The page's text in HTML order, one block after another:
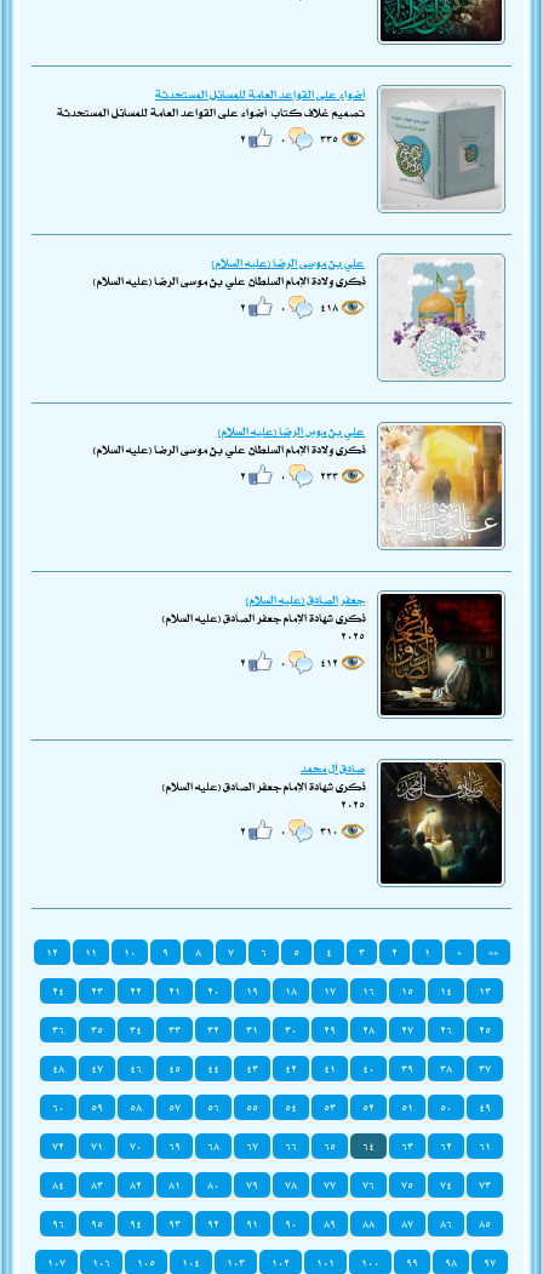
أضواء على القواعد العامة للمسائل المستحدثة
تصميم غلاف كتاب: أضواء على القواعد العامة للمسائل المستحدثة
علي بن موسى الرضا (عليه السلام)
ذكرى ولادة الإمام السلطان علي بن موسى الرضا (عليه السلام)
علي بن موس الرضا (عليه السلام)
ذكرى ولادة الإمام السلطان علي بن موسى الرضا (عليه السلام)
جعفر الصادق (عليه السلام)
ذكرى شهادة الإمام جعفر الصادق (عليه السلام)
٢٠٢٥
صادق آل محمد
ذكرى شهادة الإمام جعفر الصادق (عليه السلام)
٢٠٢٥
««
« ١ ٢ ٣ ٤ ٥ ٦ ٧ ٨ ٩ ١٠ ١١
١٢
١٣
١٤ ١٥ ١٦ ١٧ ١٨ ١٩ ٢٠ ٢١ ٢٢ ٢٣
٢٤
٢٥
٢٦ ٢٧ ٢٨ ٢٩ ٣٠ ٣١ ٣٢ ٣٣ ٣٤ ٣٥
٣٦
٣٧
٣٨ ٣٩ ٤٠ ٤١ ٤٢ ٤٣ ٤٤ ٤٥ ٤٦ ٤٧
٤٨
٤٩
٥٠ ٥١ ٥٢ ٥٣ ٥٤ ٥٥ ٥٦ ٥٧ ٥٨ ٥٩
٦٠
٦١
٦٢ ٦٣ ٦٤ ٦٥ ٦٦ ٦٧ ٦٨ ٦٩ ٧٠ ٧١
٧٢
٧٣
٧٤ ٧٥ ٧٦ ٧٧ ٧٨ ٧٩ ٨٠ ٨١ ٨٢ ٨٣
٨٤
٨٥
٨٦ ٨٧ ٨٨ ٨٩ ٩٠ ٩١ ٩٢ ٩٣ ٩٤ ٩٥
٩٦
٩٧
٩٨ ٩٩ ١٠٠ ١٠١ ١٠٢ ١٠٣ ١٠٤ ١٠٥ ١٠٦
١٠٧